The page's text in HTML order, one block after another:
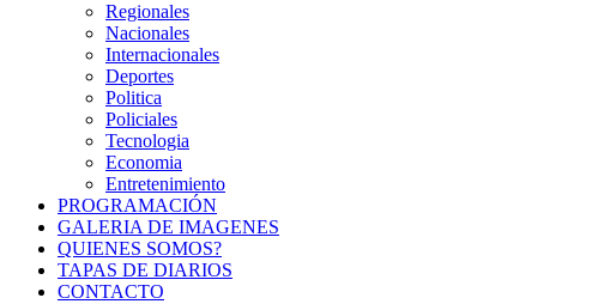
Regionales
Nacionales
Internacionales
Deportes
Politica
Policiales
Tecnologia
Economia
Entretenimiento
PROGRAMACIÓN
GALERIA DE IMAGENES
QUIENES SOMOS?
TAPAS DE DIARIOS
CONTACTO